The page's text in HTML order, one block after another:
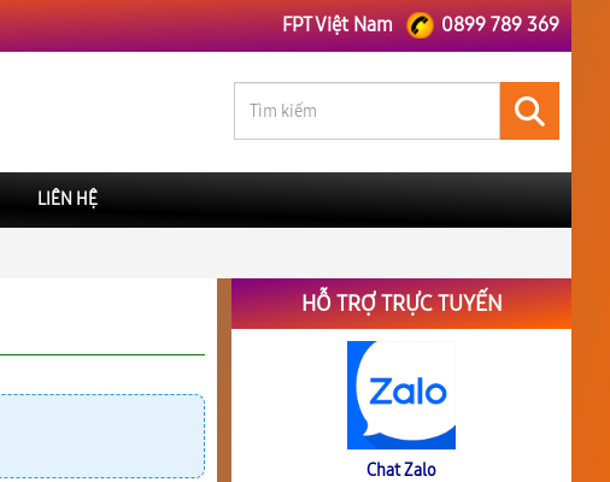
FPT Việt Nam 0899 789 369
LIÊN HỆ
HỖ TRỢ TRỰC TUYẾN
Chat Zalo